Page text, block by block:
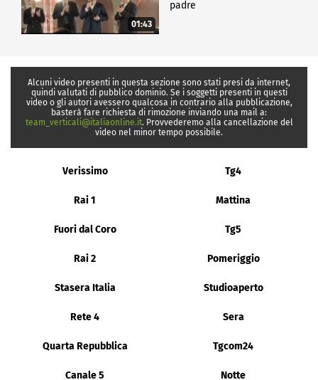
01:43
padre
Alcuni video presenti in questa sezione sono stati presi da internet,
quindi valutati di pubblico dominio. Se i soggetti presenti in questi
video o gli autori avessero qualcosa in contrario alla pubblicazione,
basterà fare richiesta di rimozione inviando una mail a:
team_verticali@italiaonline.it. Provvederemo alla cancellazione del
video nel minor tempo possibile.
Verissimo Tg4
Rai 1 Mattina
Fuori dal Coro Tg5
Rai 2 Pomeriggio
Stasera Italia Studioaperto
Rete 4 Sera
Quarta Repubblica Tgcom24
Canale 5 Notte